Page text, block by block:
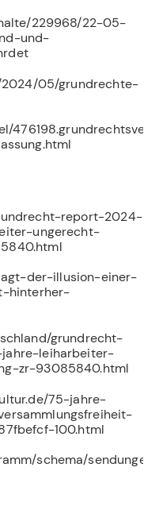
229968/22-05-
und-
05/grundrechte-
report-2024-
ungerecht-
der-illusion-einer-
hinterher-
grundrecht-
leiharbeiter-
zr-93085840.html
75-jahre-
100.html
schema/